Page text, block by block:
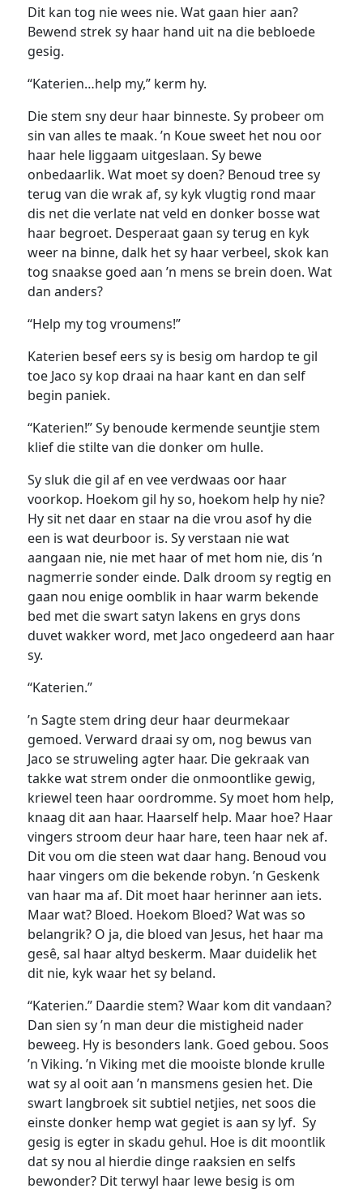
Dit kan tog nie wees nie. Wat gaan hier aan?
Bewend strek sy haar hand uit na die bebloede
gesig.
“Katerien…help my,” kerm hy.
Die stem sny deur haar binneste. Sy probeer om
sin van alles te maak. ’n Koue sweet het nou oor
haar hele liggaam uitgeslaan. Sy bewe
onbedaarlik. Wat moet sy doen? Benoud tree sy
terug van die wrak af, sy kyk vlugtig rond maar
dis net die verlate nat veld en donker bosse wat
haar begroet. Desperaat gaan sy terug en kyk
weer na binne, dalk het sy haar verbeel, skok kan
tog snaakse goed aan ’n mens se brein doen. Wat
dan anders?
“Help my tog vroumens!”
Katerien besef eers sy is besig om hardop te gil
toe Jaco sy kop draai na haar kant en dan self
begin paniek.
“Katerien!” Sy benoude kermende seuntjie stem
klief die stilte van die donker om hulle.
Sy sluk die gil af en vee verdwaas oor haar
voorkop. Hoekom gil hy so, hoekom help hy nie?
Hy sit net daar en staar na die vrou asof hy die
een is wat deurboor is. Sy verstaan nie wat
aangaan nie, nie met haar of met hom nie, dis ’n
nagmerrie sonder einde. Dalk droom sy regtig en
gaan nou enige oomblik in haar warm bekende
bed met die swart satyn lakens en grys dons
duvet wakker word, met Jaco ongedeerd aan haar
sy.
“Katerien.”
’n Sagte stem dring deur haar deurmekaar
gemoed. Verward draai sy om, nog bewus van
Jaco se struweling agter haar. Die gekraak van
takke wat strem onder die onmoontlike gewig,
kriewel teen haar oordromme. Sy moet hom help,
knaag dit aan haar. Haarself help. Maar hoe? Haar
vingers stroom deur haar hare, teen haar nek af.
Dit vou om die steen wat daar hang. Benoud vou
haar vingers om die bekende robyn. ’n Geskenk
van haar ma af. Dit moet haar herinner aan iets.
Maar wat? Bloed. Hoekom Bloed? Wat was so
belangrik? O ja, die bloed van Jesus, het haar ma
gesê, sal haar altyd beskerm. Maar duidelik het
dit nie, kyk waar het sy beland.
“Katerien.” Daardie stem? Waar kom dit vandaan?
Dan sien sy ’n man deur die mistigheid nader
beweeg. Hy is besonders lank. Goed gebou. Soos
’n Viking. ’n Viking met die mooiste blonde krulle
wat sy al ooit aan ’n mansmens gesien het. Die
swart langbroek sit subtiel netjies, net soos die
einste donker hemp wat gegiet is aan sy lyf. Sy
gesig is egter in skadu gehul. Hoe is dit moontlik
dat sy nou al hierdie dinge raaksien en selfs
bewonder? Dit terwyl haar lewe besig is om